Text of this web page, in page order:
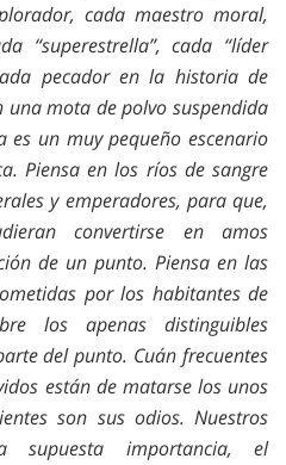
cada maestro moral,
“superestrella”, cada “líder
pecador en la historia de
una mota de polvo suspendida
es un muy pequeño escenario
Piensa en los ríos de sangre
y emperadores, para que,
convertirse en amos
de un punto. Piensa en las
por los habitantes de
los apenas distinguibles
del punto. Cuán frecuentes
están de matarse los unos
son sus odios. Nuestros
supuesta importancia, el